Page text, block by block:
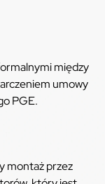
między
umowy
PGE.
montaż przez